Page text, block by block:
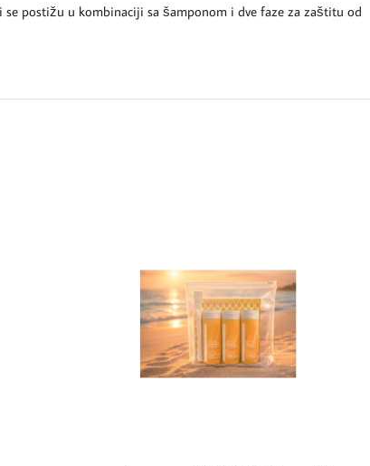
postižu u kombinaciji sa šamponom i dve faze za zaštitu od